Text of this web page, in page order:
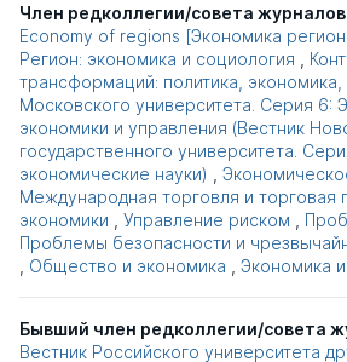
Член редколлегии/совета журналов
Economy of regions [Экономика
Регион: экономика и социология
трансформаций: политика, экономика,
Московского университета. Серия 6:
экономики и управления (Вестник
государственного университета.
экономические науки)
Международная торговля и торговая
экономики
Управление риском
Проблемы безопасности и
Общество и экономика Экономика
Бывший член редколлегии/совета
Вестник Российского университета